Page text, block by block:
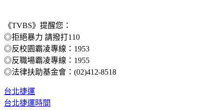
《TVBS》提醒您：
◎拒絕暴力 請撥打110
◎反校園霸凌專線：1953
◎反職場霸凌專線：1955
◎法律扶助基金會：(02)412-8518
台北捷運
台北捷運時間